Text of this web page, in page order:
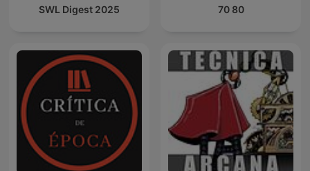
SWL Digest 2025 70 80